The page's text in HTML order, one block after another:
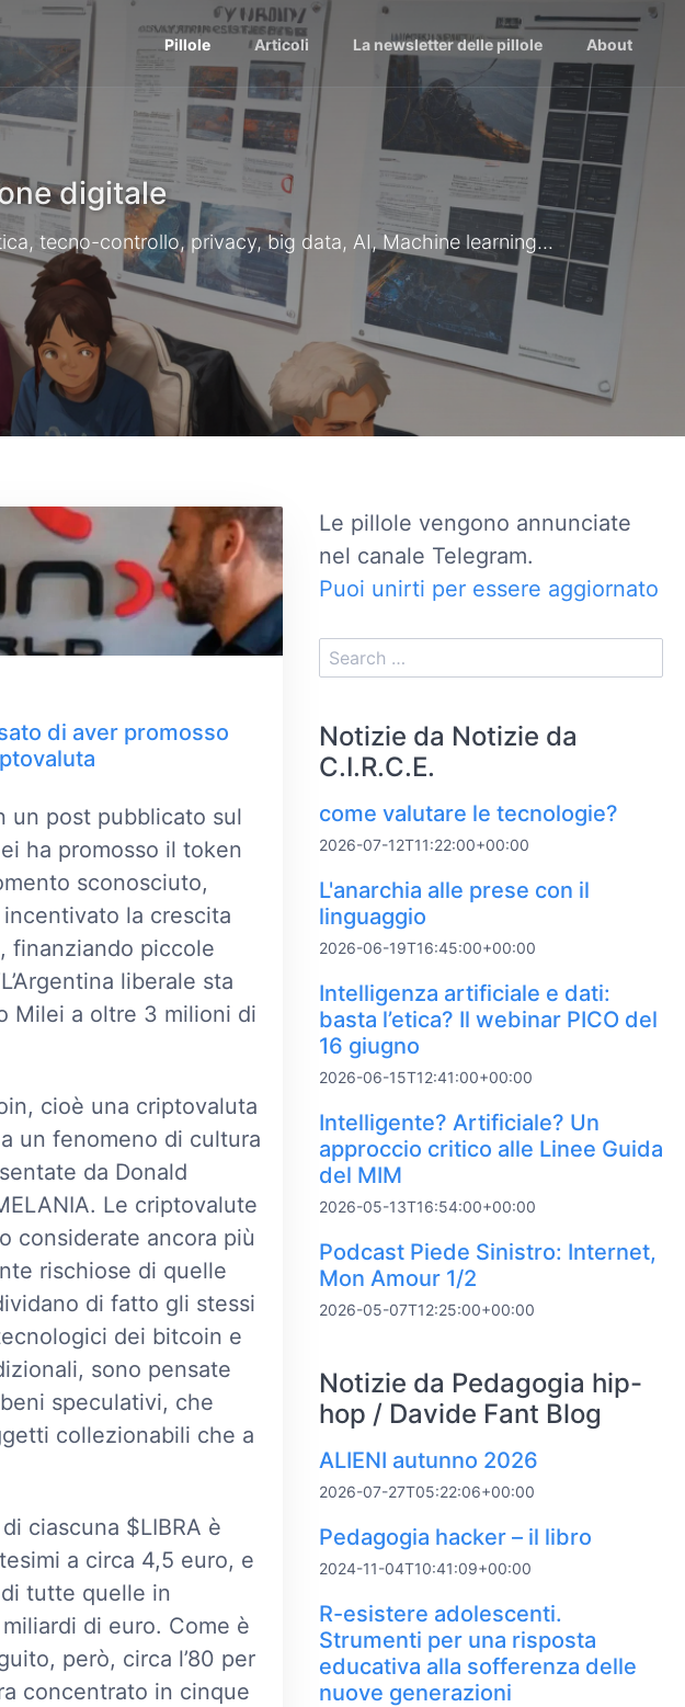
Pillole Articoli La newsletter delle pillole About
digitale
tecno-controllo, privacy, big data, AI, Machine learning...
di aver promosso
un post pubblicato sul
ha promosso il token
sconosciuto,
la crescita
finanziando piccole
liberale sta
Milei a oltre 3 milioni di
cioè una criptovaluta
un fenomeno di cultura
da Donald
Le criptovalute
considerate ancora più
rischiose di quelle
di fatto gli stessi
dei bitcoin e
sono pensate
speculativi, che
collezionabili che a
ciascuna $LIBRA è
a circa 4,5 euro, e
tutte quelle in
di euro. Come è
però, circa l’80 per
concentrato in cinque
Le pillole vengono annunciate
nel canale Telegram.
Puoi unirti per essere aggiornato
Notizie da Notizie da
C.I.R.C.E.
come valutare le tecnologie?
2026-07-12T11:22:00+00:00
L'anarchia alle prese con il
linguaggio
2026-06-19T16:45:00+00:00
Intelligenza artificiale e dati:
basta l’etica? Il webinar PICO del
16 giugno
2026-06-15T12:41:00+00:00
Intelligente? Artificiale? Un
approccio critico alle Linee Guida
del MIM
2026-05-13T16:54:00+00:00
Podcast Piede Sinistro: Internet,
Mon Amour 1/2
2026-05-07T12:25:00+00:00
Notizie da Pedagogia hip-
hop / Davide Fant Blog
ALIENI autunno 2026
2026-07-27T05:22:06+00:00
Pedagogia hacker – il libro
2024-11-04T10:41:09+00:00
R-esistere adolescenti.
Strumenti per una risposta
educativa alla sofferenza delle
nuove generazioni